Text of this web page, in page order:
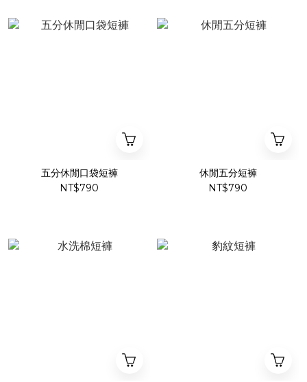
五分休閒口袋短褲
NT$790
休閒五分短褲
NT$790